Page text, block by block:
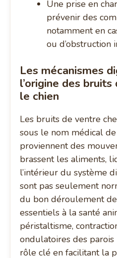
Une prise en
prévenir des
notamment en
ou d’obstruction
Les mécanismes
l’origine des
le chien
Les bruits de ventre
sous le nom médical
proviennent des
brassent les aliments,
l’intérieur du système
sont pas seulement
du bon déroulement
essentiels à la santé
péristaltisme,
ondulatoires des
rôle clé en facilitant la